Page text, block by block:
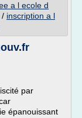
a l ecole d
/ inscription a l
par
épanouissant